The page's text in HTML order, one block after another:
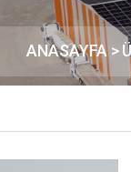
ANASAYFA >